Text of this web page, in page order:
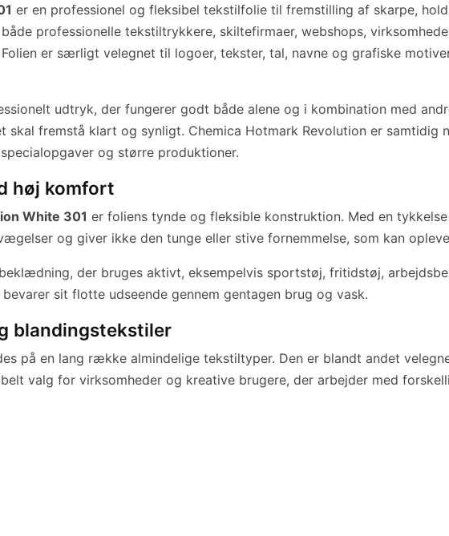
er en professionel og fleksibel tekstilfolie til fremstilling af skarpe,
professionelle tekstiltrykkere, skiltefirmaer, webshops,
er særligt velegnet til logoer, tekster, tal, navne og grafiske
udtryk, der fungerer godt både alene og i kombination med
skal fremstå klart og synligt. Chemica Hotmark Revolution er
og større produktioner.
høj komfort
White 301 er foliens tynde og fleksible konstruktion. Med en
og giver ikke den tunge eller stive fornemmelse, som kan
der bruges aktivt, eksempelvis sportstøj, fritidstøj,
sit flotte udseende gennem gentagen brug og vask.
blandingstekstiler
på en lang række almindelige tekstiltyper. Den er blandt andet
valg for virksomheder og kreative brugere, der arbejder med